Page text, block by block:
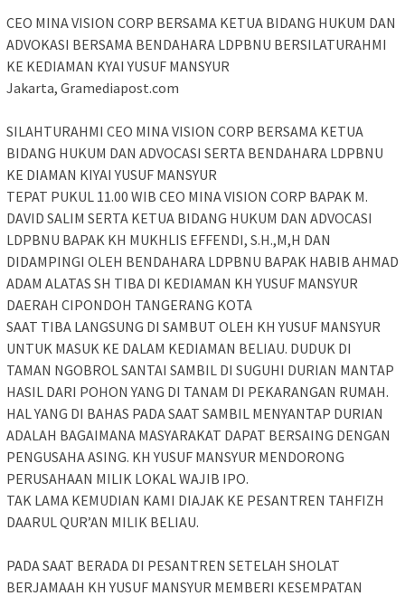
CEO MINA VISION CORP BERSAMA KETUA BIDANG HUKUM DAN
ADVOKASI BERSAMA BENDAHARA LDPBNU BERSILATURAHMI
KE KEDIAMAN KYAI YUSUF MANSYUR
Jakarta, Gramediapost.com
SILAHTURAHMI CEO MINA VISION CORP BERSAMA KETUA
BIDANG HUKUM DAN ADVOCASI SERTA BENDAHARA LDPBNU
KE DIAMAN KIYAI YUSUF MANSYUR
TEPAT PUKUL 11.00 WIB CEO MINA VISION CORP BAPAK M.
DAVID SALIM SERTA KETUA BIDANG HUKUM DAN ADVOCASI
LDPBNU BAPAK KH MUKHLIS EFFENDI, S.H.,M,H DAN
DIDAMPINGI OLEH BENDAHARA LDPBNU BAPAK HABIB AHMAD
ADAM ALATAS SH TIBA DI KEDIAMAN KH YUSUF MANSYUR
DAERAH CIPONDOH TANGERANG KOTA
SAAT TIBA LANGSUNG DI SAMBUT OLEH KH YUSUF MANSYUR
UNTUK MASUK KE DALAM KEDIAMAN BELIAU. DUDUK DI
TAMAN NGOBROL SANTAI SAMBIL DI SUGUHI DURIAN MANTAP
HASIL DARI POHON YANG DI TANAM DI PEKARANGAN RUMAH.
HAL YANG DI BAHAS PADA SAAT SAMBIL MENYANTAP DURIAN
ADALAH BAGAIMANA MASYARAKAT DAPAT BERSAING DENGAN
PENGUSAHA ASING. KH YUSUF MANSYUR MENDORONG
PERUSAHAAN MILIK LOKAL WAJIB IPO.
TAK LAMA KEMUDIAN KAMI DIAJAK KE PESANTREN TAHFIZH
DAARUL QUR’AN MILIK BELIAU.
PADA SAAT BERADA DI PESANTREN SETELAH SHOLAT
BERJAMAAH KH YUSUF MANSYUR MEMBERI KESEMPATAN